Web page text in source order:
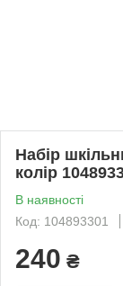
Набір
колір
В наявності
Код: 104893301
240 ₴